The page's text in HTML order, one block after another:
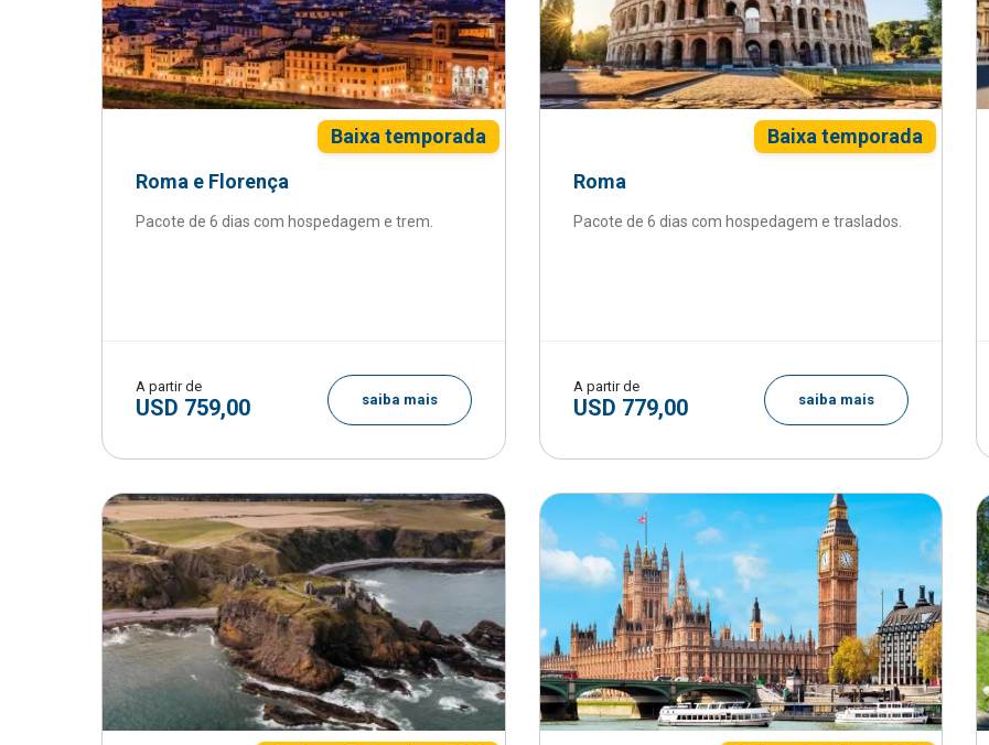
Baixa temporada
Roma e Florença
Pacote de 6 dias com hospedagem e trem.
A partir de
USD 759,00 saiba mais
Baixa temporada
Roma
Pacote de 6 dias com hospedagem e traslados.
A partir de
USD 779,00 saiba mais